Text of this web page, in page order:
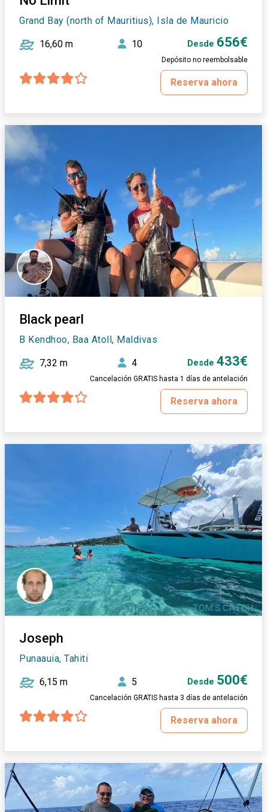
Grand Bay (north of Mauritius), Isla de Mauricio
16,60 m 10 Desde 656€
Depósito no reembolsable
Reserva ahora
Black pearl
B Kendhoo, Baa Atoll, Maldivas
7,32 m 4 Desde 433€
Cancelación GRATIS hasta 1 días de antelación
Reserva ahora
Joseph
Punaauia, Tahiti
6,15 m 5 Desde 500€
Cancelación GRATIS hasta 3 días de antelación
Reserva ahora